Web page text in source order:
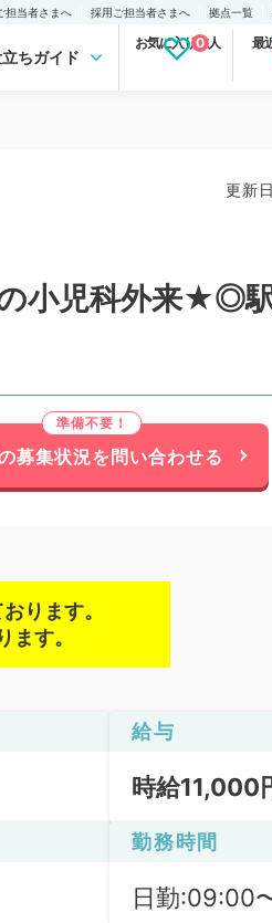
担当者さまへ 採用ご担当者さまへ 拠点一覧
ちガイド
お気に入り求人
0 最
更新
小児科外来★◎
募集状況を問い合わせる
ります。
す。
給与
時給11,000
勤務時間
日勤:09:00